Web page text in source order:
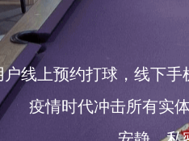
户线上预约打球，线下
疫情时代冲击所有实